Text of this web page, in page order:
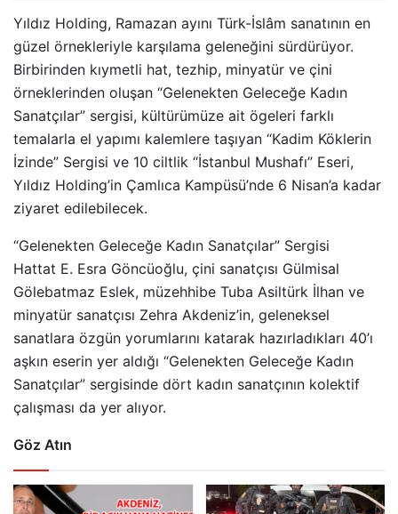
Yıldız Holding, Ramazan ayını Türk-İslâm sanatının en
güzel örnekleriyle karşılama geleneğini sürdürüyor.
Birbirinden kıymetli hat, tezhip, minyatür ve çini
örneklerinden oluşan “Gelenekten Geleceğe Kadın
Sanatçılar” sergisi, kültürümüze ait ögeleri farklı
temalarla el yapımı kalemlere taşıyan “Kadim Köklerin
İzinde” Sergisi ve 10 ciltlik “İstanbul Mushafı” Eseri,
Yıldız Holding’in Çamlıca Kampüsü’nde 6 Nisan’a kadar
ziyaret edilebilecek.
“Gelenekten Geleceğe Kadın Sanatçılar” Sergisi
Hattat E. Esra Göncüoğlu, çini sanatçısı Gülmisal
Gölebatmaz Eslek, müzehhibe Tuba Asiltürk İlhan ve
minyatür sanatçısı Zehra Akdeniz’in, geleneksel
sanatlara özgün yorumlarını katarak hazırladıkları 40’ı
aşkın eserin yer aldığı “Gelenekten Geleceğe Kadın
Sanatçılar” sergisinde dört kadın sanatçının kolektif
çalışması da yer alıyor.
Göz Atın